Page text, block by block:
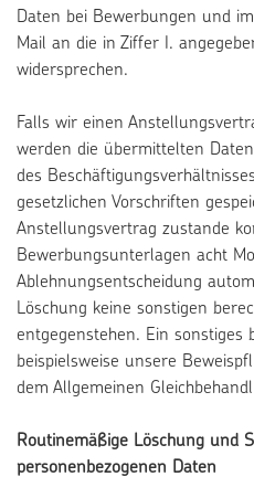
Daten bei Bewerbungen und
Mail an die in Ziffer I.
widersprechen.
Falls wir einen
werden die übermittelten
des
gesetzlichen Vorschriften
Anstellungsvertrag zustande
Bewerbungsunterlagen acht
Ablehnungsentscheidung
Löschung keine sonstigen
entgegenstehen. Ein sonstiges
beispielsweise unsere
dem Allgemeinen
Routinemäßige Löschung und
personenbezogenen Daten